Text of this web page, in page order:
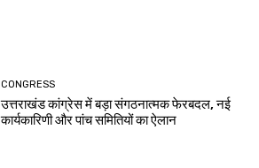
CONGRESS
उत्तराखंड कांग्रेस में बड़ा संगठनात्मक फेरबदल, नई
कार्यकारिणी और पांच समितियों का ऐलान